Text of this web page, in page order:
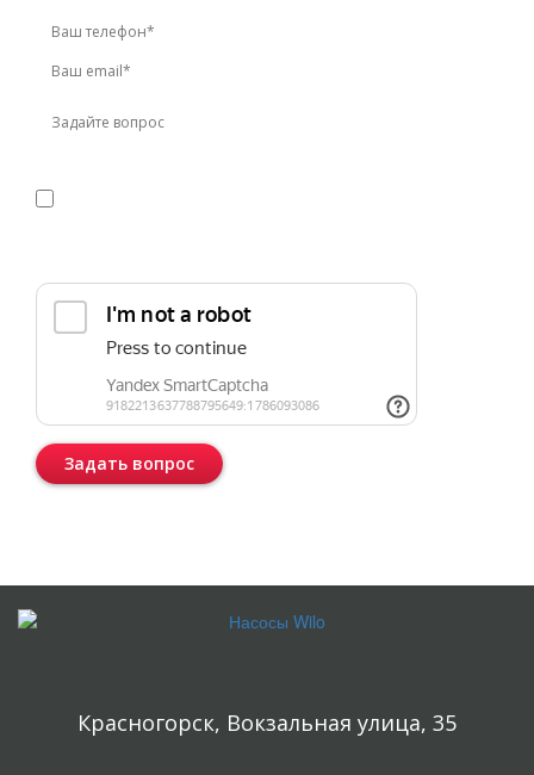
Задать вопрос
Красногорск, Вокзальная улица, 35